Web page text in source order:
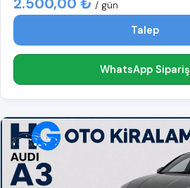
/ gün
Talep
WhatsApp Sipariş